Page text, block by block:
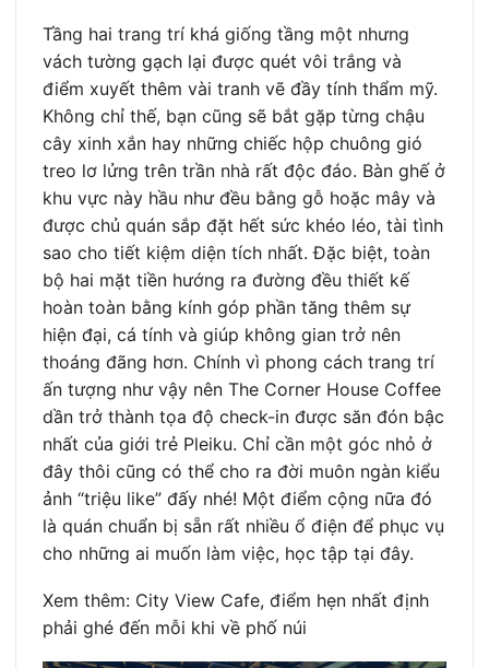
Tầng hai trang trí khá giống tầng một nhưng
vách tường gạch lại được quét vôi trắng và
điểm xuyết thêm vài tranh vẽ đầy tính thẩm mỹ.
Không chỉ thế, bạn cũng sẽ bắt gặp từng chậu
cây xinh xắn hay những chiếc hộp chuông gió
treo lơ lửng trên trần nhà rất độc đáo. Bàn ghế ở
khu vực này hầu như đều bằng gỗ hoặc mây và
được chủ quán sắp đặt hết sức khéo léo, tài tình
sao cho tiết kiệm diện tích nhất. Đặc biệt, toàn
bộ hai mặt tiền hướng ra đường đều thiết kế
hoàn toàn bằng kính góp phần tăng thêm sự
hiện đại, cá tính và giúp không gian trở nên
thoáng đãng hơn. Chính vì phong cách trang trí
ấn tượng như vậy nên The Corner House Coffee
dần trở thành tọa độ check-in được săn đón bậc
nhất của giới trẻ Pleiku. Chỉ cần một góc nhỏ ở
đây thôi cũng có thể cho ra đời muôn ngàn kiểu
ảnh “triệu like” đấy nhé! Một điểm cộng nữa đó
là quán chuẩn bị sẵn rất nhiều ổ điện để phục vụ
cho những ai muốn làm việc, học tập tại đây.
Xem thêm: City View Cafe, điểm hẹn nhất định
phải ghé đến mỗi khi về phố núi